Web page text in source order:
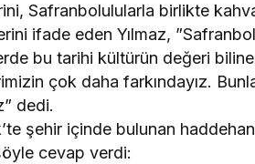
Safranbolulularla birlikte
ifade eden Yılmaz,
bu tarihi kültürün değeri
çok daha farkındayız.
dedi.
şehir içinde bulunan
cevap verdi: